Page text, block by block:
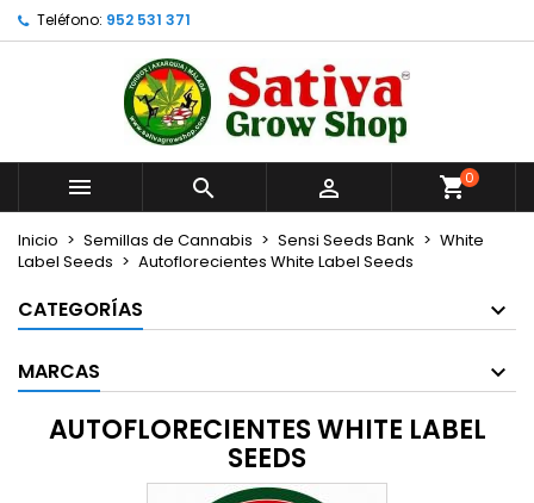
Teléfono: 952 531 371
   0
Inicio Semillas de Cannabis Sensi Seeds Bank
White
Label Seeds
Autoflorecientes White Label Seeds
CATEGORÍAS
MARCAS
AUTOFLORECIENTES WHITE LABEL
SEEDS
Añadir a la lista de deseos ×
Crear nueva lista
((modalTitle)) ×
((confirmMessage))
((cancelText)) ((modalDeleteText))
Crear lista de deseos ×
Nombre de la lista de deseos
Cancelar Crear lista de deseos
Iniciar sesión ×
Debe iniciar sesión para guardar productos en su
lista de deseos.
Iniciar sesión